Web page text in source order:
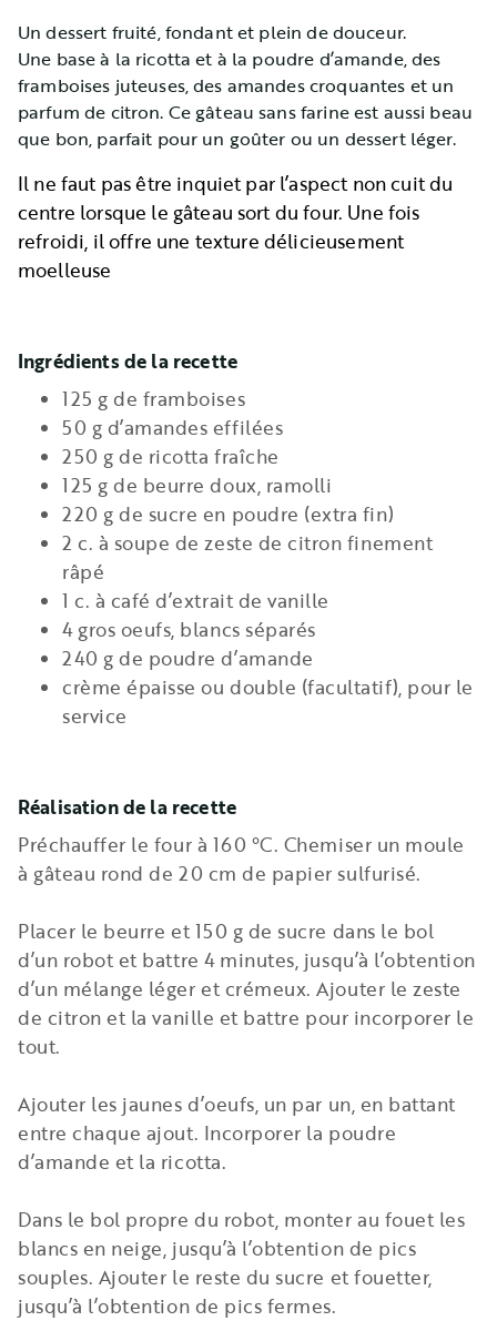
Un dessert fruité, fondant et plein de douceur.
Une base à la ricotta et à la poudre d’amande, des
framboises juteuses, des amandes croquantes et un
parfum de citron. Ce gâteau sans farine est aussi beau
que bon, parfait pour un goûter ou un dessert léger.
Il ne faut pas être inquiet par l’aspect non cuit du
centre lorsque le gâteau sort du four. Une fois
refroidi, il offre une texture délicieusement
moelleuse
Ingrédients de la recette
125 g de framboises
50 g d’amandes effilées
250 g de ricotta fraîche
125 g de beurre doux, ramolli
220 g de sucre en poudre (extra fin)
2 c. à soupe de zeste de citron finement
râpé
1 c. à café d’extrait de vanille
4 gros oeufs, blancs séparés
240 g de poudre d’amande
crème épaisse ou double (facultatif), pour le
service
Réalisation de la recette
Préchauffer le four à 160 °C. Chemiser un moule
à gâteau rond de 20 cm de papier sulfurisé.
Placer le beurre et 150 g de sucre dans le bol
d’un robot et battre 4 minutes, jusqu’à l’obtention
d’un mélange léger et crémeux. Ajouter le zeste
de citron et la vanille et battre pour incorporer le
tout.
Ajouter les jaunes d’oeufs, un par un, en battant
entre chaque ajout. Incorporer la poudre
d’amande et la ricotta.
Dans le bol propre du robot, monter au fouet les
blancs en neige, jusqu’à l’obtention de pics
souples. Ajouter le reste du sucre et fouetter,
jusqu’à l’obtention de pics fermes.